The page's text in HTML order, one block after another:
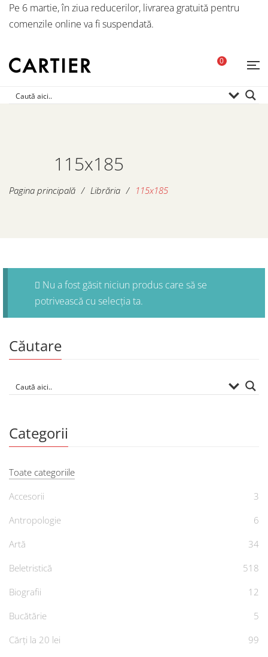
Pe 6 martie, în ziua reducerilor, livrarea gratuită pentru
comenzile online va fi suspendată.
0
115x185
Pagina principală / Librăria / 115x185
Nu a fost găsit niciun produs care să se
potrivească cu selecția ta.
Căutare
Categorii
Toate categoriile
Accesorii
3
Antropologie
6
Artă
34
Beletristică
518
Biografii
12
Bucătărie
5
Cărți la 20 lei
99